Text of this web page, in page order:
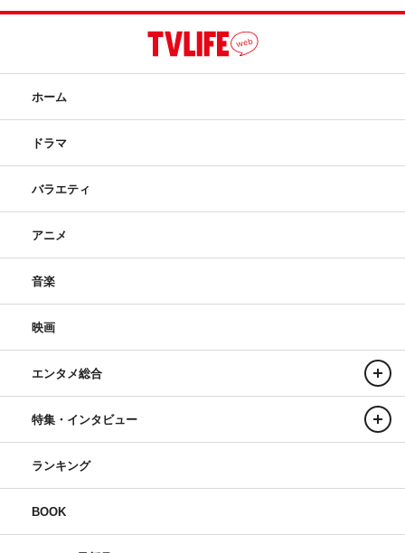
ホーム
ドラマ
バラエティ
アニメ
音楽
映画
エンタメ総合
特集・インタビュー
ランキング
BOOK